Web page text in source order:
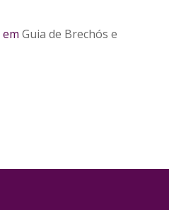
em Guia de Brechós e